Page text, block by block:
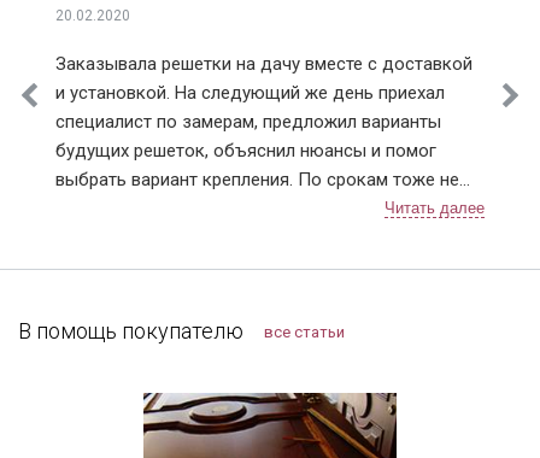
20.02.2020
Заказывала решетки на дачу вместе с доставкой
и установкой. На следующий же день приехал
специалист по замерам, предложил варианты
будущих решеток, объяснил нюансы и помог
выбрать вариант крепления. По срокам тоже не
подвели, приехали в точное время и достаточно
рисунок сделали очень красивый 👍. В
буду к вам обращаться!
В помощь покупателю все статьи